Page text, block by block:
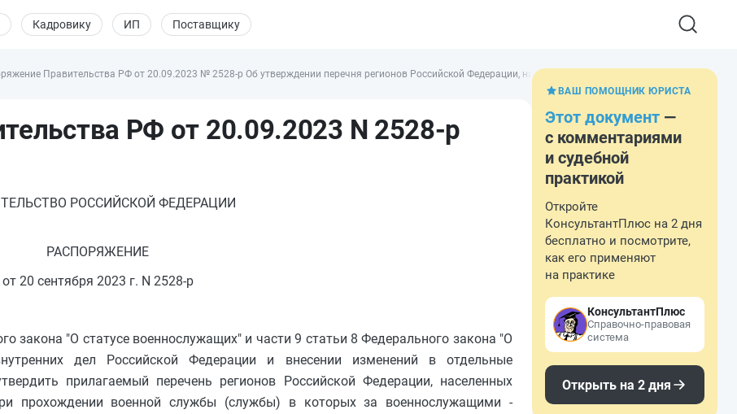
Кадровику ИП Поставщику
Правительства РФ от 20.09.2023 № 2528-р Об утверждении перечня регионов Российской Федерации, населенных пунктов и местностей
РФ от 20.09.2023 N 2528-р
РОССИЙСКОЙ ФЕДЕРАЦИИ
РАСПОРЯЖЕНИЕ
от 20 сентября 2023 г. N 2528-р
закона "О статусе военнослужащих" и части 9 статьи 8 Федерального закона "О
дел Российской Федерации и внесении изменений в отдельные
прилагаемый перечень регионов Российской Федерации, населенных
прохождении военной службы (службы) в которых за военнослужащими -
ВАШ ПОМОЩНИК ЮРИСТА
Этот документ —
с комментариями
и судебной
практикой
Откройте
КонсультантПлюс на 2 дня
бесплатно и посмотрите,
как его применяют
на практике
КонсультантПлюс
Справочно-правовая
система
Открыть на 2 дня